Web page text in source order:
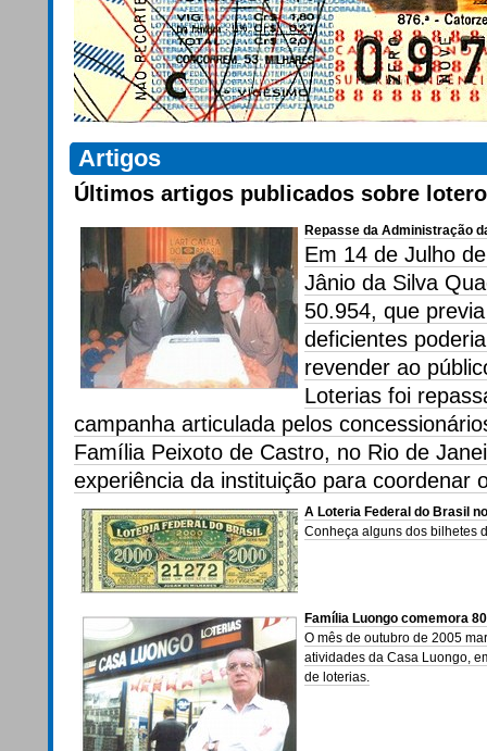
Artigos
Últimos artigos publicados sobre
Repasse da Administração
Em 14 de Julho
Jânio da Silva
50.954, que
deficientes
revender ao
Loterias foi
campanha articulada pelos
Família Peixoto de Castro, no Rio de
experiência da instituição para coordenar
A Loteria Federal do Brasil
Conheça alguns dos bilhetes
Família Luongo comemora
O mês de outubro de 2005
atividades da Casa Luongo,
de loterias.